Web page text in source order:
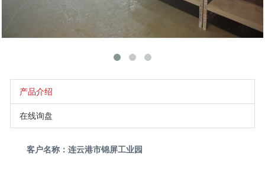
产品介绍
在线询盘
客户名称：连云港市锦屏工业园